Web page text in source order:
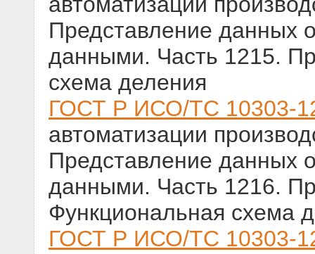
Представление данных
данными. Часть 1215.
схема деления
ГОСТ Р ИСО/ТС 10303-
автоматизации
Представление данных
данными. Часть 1216.
Функциональная схема
ГОСТ Р ИСО/ТС 10303-